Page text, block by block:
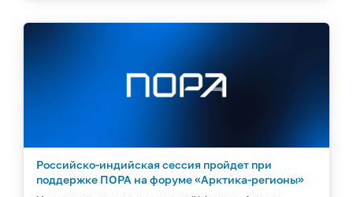
Российско-индийская сессия пройдет при
поддержке ПОРА на форуме «Арктика-регионы»